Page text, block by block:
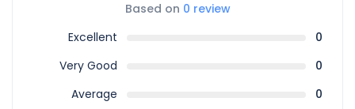
Based on 0 review
Excellent
0
Very Good
0
Average
0